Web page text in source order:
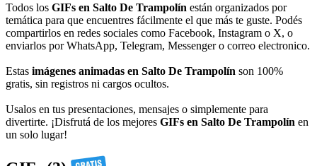
Todos los GIFs en Salto De Trampolín están organizados por
temática para que encuentres fácilmente el que más te guste. Podés
compartirlos en redes sociales como Facebook, Instagram o X, o
enviarlos por WhatsApp, Telegram, Messenger o correo electronico.
Estas imágenes animadas en Salto De Trampolín son 100%
gratis, sin registros ni cargos ocultos.
Usalos en tus presentaciones, mensajes o simplemente para
divertirte. ¡Disfrutá de los mejores GIFs en Salto De Trampolín en
un solo lugar!